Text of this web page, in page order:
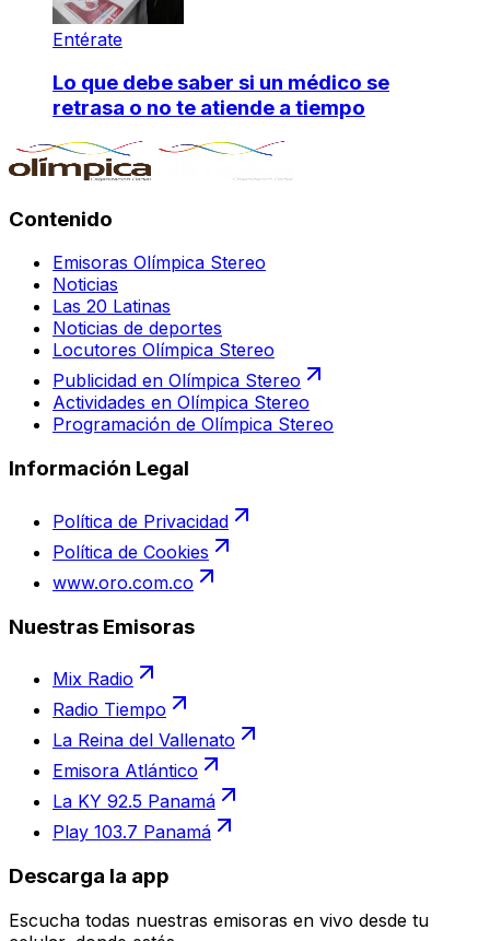
Entérate
Lo que debe saber si un médico se
retrasa o no te atiende a tiempo
Contenido
Emisoras Olímpica Stereo
Noticias
Las 20 Latinas
Noticias de deportes
Locutores Olímpica Stereo
Publicidad en Olímpica Stereo
Actividades en Olímpica Stereo
Programación de Olímpica Stereo
Información Legal
Política de Privacidad
Política de Cookies
www.oro.com.co
Nuestras Emisoras
Mix Radio
Radio Tiempo
La Reina del Vallenato
Emisora Atlántico
La KY 92.5 Panamá
Play 103.7 Panamá
Descarga la app
Escucha todas nuestras emisoras en vivo desde tu